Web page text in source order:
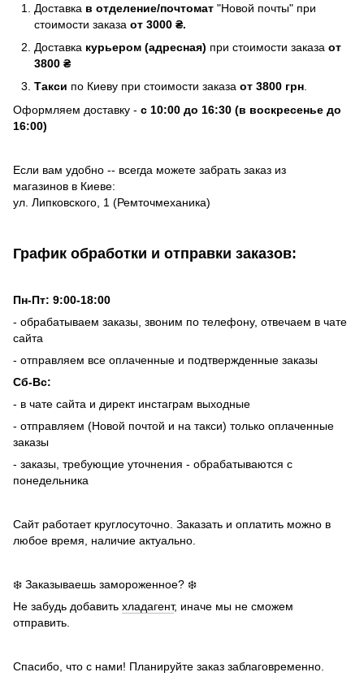
Доставка в отделение/почтомат "Новой почты" при
стоимости заказа от 3000 ₴.
Доставка курьером (адресная) при стоимости заказа от
3800 ₴
Такси по Киеву при стоимости заказа от 3800 грн.
Оформляем доставку - с 10:00 до 16:30 (в воскресенье до
16:00)
Если вам удобно -- всегда можете забрать заказ из
магазинов в Киеве:
ул. Липковского, 1 (Ремточмеханика)
График обработки и отправки заказов:
Пн-Пт: 9:00-18:00
- обрабатываем заказы, звоним по телефону, отвечаем в чате
сайта
- отправляем все оплаченные и подтвержденные заказы
Сб-Вс:
- в чате сайта и директ инстаграм выходные
- отправляем (Новой почтой и на такси) только оплаченные
заказы
- заказы, требующие уточнения - обрабатываются с
понедельника
Сайт работает круглосуточно. Заказать и оплатить можно в
любое время, наличие актуально.
❄️ Заказываешь замороженное? ❄️
Не забудь добавить хладагент, иначе мы не сможем
отправить.
Спасибо, что с нами! Планируйте заказ заблаговременно.